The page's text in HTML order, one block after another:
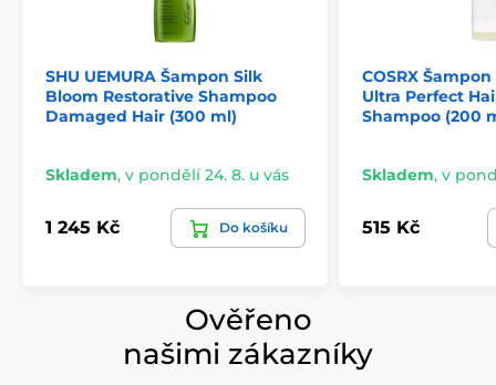
SHU UEMURA Šampon Silk
Bloom Restorative Shampoo
Damaged Hair (300 ml)
Skladem, v pondělí 24. 8. u vás
1 245 Kč Do košíku
COSRX
Ultra Perfect
Shampoo (200
Skladem, v
515 Kč
Ověřeno
našimi zákazníky